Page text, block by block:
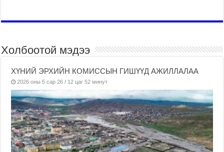
Холбоотой мэдээ
ХҮНИЙ ЭРХИЙН КОМИССЫН ГИШҮҮД АЖИЛЛАЛАА
2026 оны 5 сар 26 / 12 цаг 52 минут